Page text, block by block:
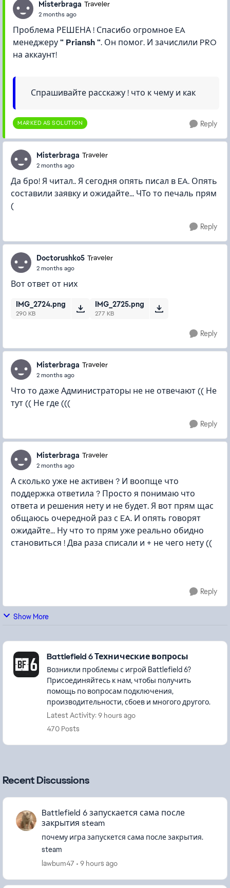
Misterbraga Traveler
2 months ago
Проблема РЕШЕНА ! Спасибо огромное EA
менеджеру" Priansh ". Он помог. И зачислили PRO
на аккаунт!
Спрашивайте расскажу ! что к чему и как
MARKED AS SOLUTION Reply
Misterbraga Traveler
2 months ago
Да бро! Я читал.. Я сегодня опять писал в EA. Опять
составили заявку и ожидайте... ЧТо то печаль прям
(
Reply
Doctorushko5 Traveler
2 months ago
Вот ответ от них
IMG_2724.png
290 KB
IMG_2725.png
277 KB
Reply
Misterbraga Traveler
2 months ago
Что то даже Администраторы не не отвечают (( Не
тут (( Не где (((
Reply
Misterbraga Traveler
2 months ago
А сколько уже не активен ? И воопще что
поддержка ответила ? Просто я понимаю что
ответа и решения нету и не будет. Я вот прям щас
общаюсь очередной раз с EA. И опять говорят
ожидайте... Ну что то прям уже реально обидно
становиться ! Два раза списали и + не чего нету ((
Reply
Show More
Featured Places
Battlefield 6 Технические вопросы
Возникли проблемы с игрой Battlefield 6?
Присоединяйтесь к нам, чтобы получить
помощь по вопросам подключения,
производительности, сбоев и многого другого.
Latest Activity: 9 hours ago
470 Posts
Recent Discussions
Battlefield 6 запускается сама после
закрытия steam
почему игра запускется сама после закрытия.
steam
lawbum47
9 hours ago